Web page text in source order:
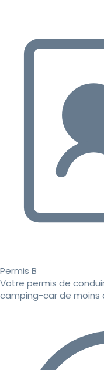
Permis B
Votre permis de
camping-car de moins